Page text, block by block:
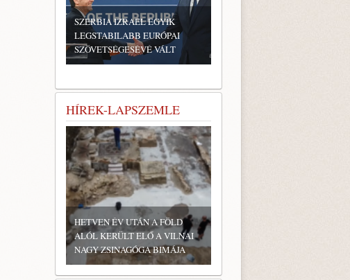
SZERBIA IZRAEL EGYIK
LEGSTABILABB EURÓPAI
SZÖVETSÉGESÉVÉ VÁLT
HÍREK-LAPSZEMLE
HETVEN ÉV UTÁN A FÖLD
ALÓL KERÜLT ELŐ A VILNAI
NAGY ZSINAGÓGA BIMÁJA